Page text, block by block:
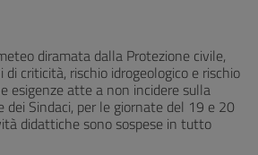
diramata dalla Protezione civile,
di criticità, rischio idrogeologico e rischio
esigenze atte a non incidere sulla
dei Sindaci, per le giornate del 19 e 20
didattiche sono sospese in tutto